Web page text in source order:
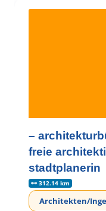
–
freie
stadtplanerin
312.14 km
Architekten/